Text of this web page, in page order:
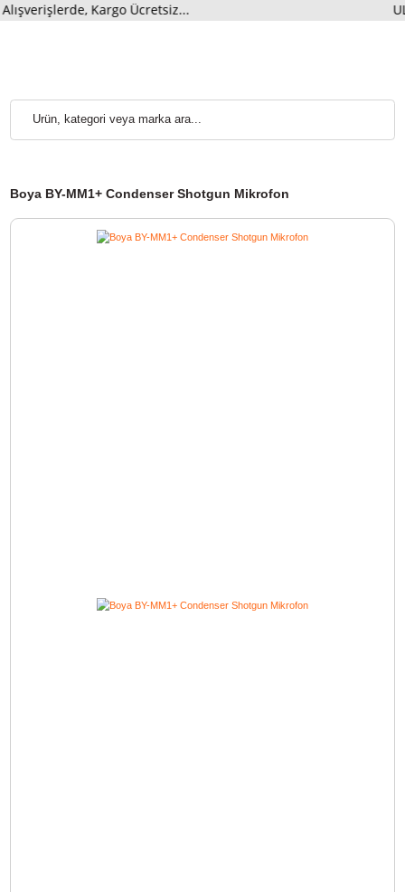
Boya BY-MM1+ Condenser Shotgun Mikrofon
Kargo Ücretsiz...